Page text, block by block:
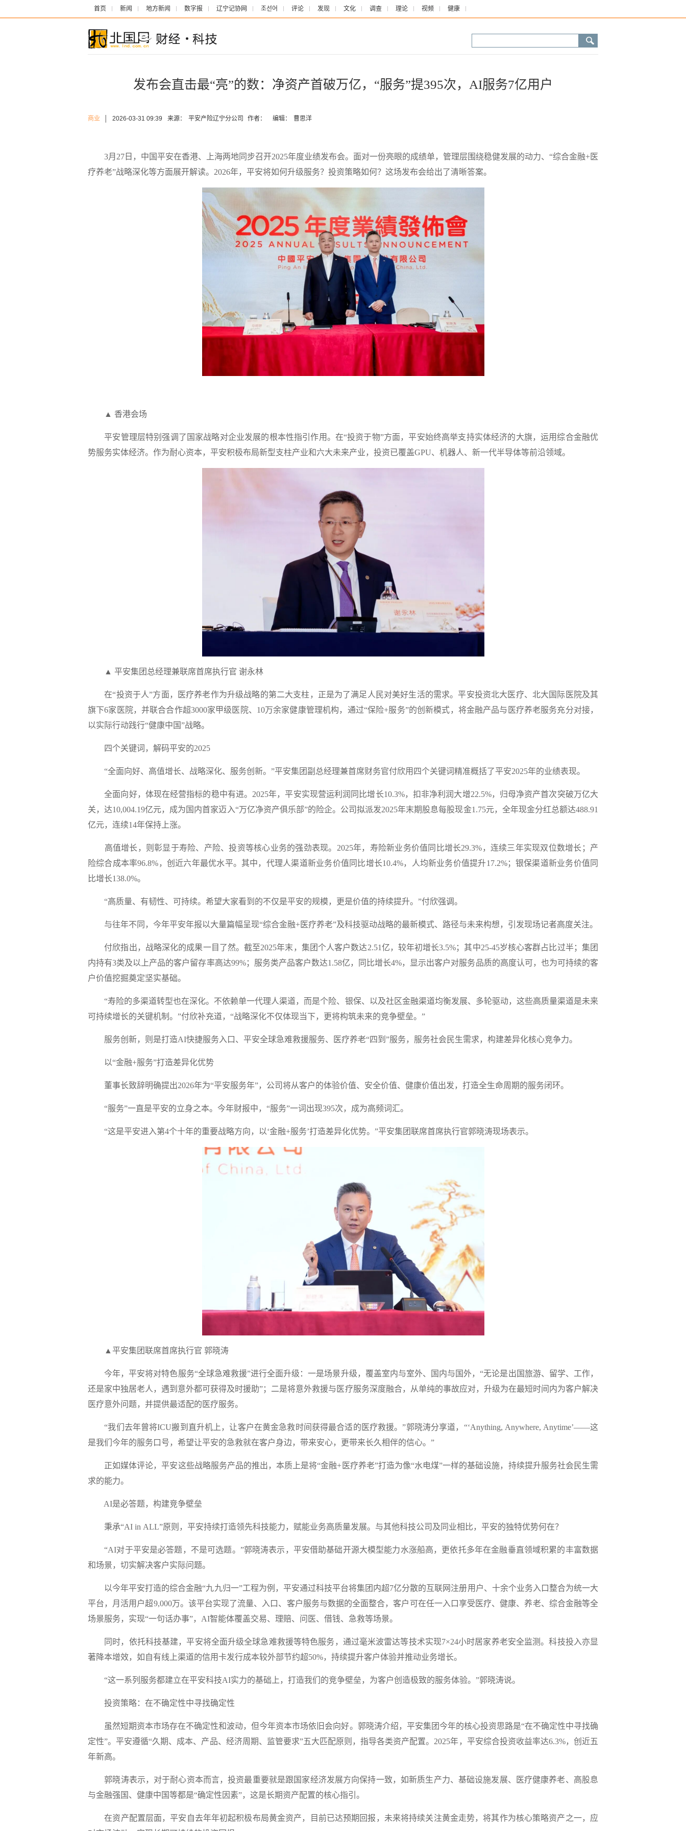
首页 新闻 地方新闻 数字报 辽宁记协网 조선어 评论 发现 文化 调查 理论 视频 健康
发布会直击最“亮”的数：净资产首破万亿，“服务”提395次，AI服务7亿用户
商业 2026-03-31 09:39 来源： 平安产险辽宁分公司 作者： 编辑： 曹思洋
3月27日，中国平安在香港、上海两地同步召开2025年度业绩发布会。面对一份亮眼的成绩单，管理层围绕稳健发展的动力、“综合金融+医
疗养老”战略深化等方面展开解读。2026年，平安将如何升级服务？投资策略如何？这场发布会给出了清晰答案。
▲ 香港会场
平安管理层特别强调了国家战略对企业发展的根本性指引作用。在“投资于物”方面，平安始终高举支持实体经济的大旗，运用综合金融优
势服务实体经济。作为耐心资本，平安积极布局新型支柱产业和六大未来产业，投资已覆盖GPU、机器人、新一代半导体等前沿领域。
▲ 平安集团总经理兼联席首席执行官 谢永林
在“投资于人”方面，医疗养老作为升级战略的第二大支柱，正是为了满足人民对美好生活的需求。平安投资北大医疗、北大国际医院及其
旗下6家医院，并联合合作超3000家甲级医院、10万余家健康管理机构，通过“保险+服务”的创新模式，将金融产品与医疗养老服务充分对接，
以实际行动践行“健康中国”战略。
四个关键词，解码平安的2025
“全面向好、高值增长、战略深化、服务创新。”平安集团副总经理兼首席财务官付欣用四个关键词精准概括了平安2025年的业绩表现。
全面向好，体现在经营指标的稳中有进。2025年，平安实现营运利润同比增长10.3%，扣非净利润大增22.5%，归母净资产首次突破万亿大
关，达10,004.19亿元，成为国内首家迈入“万亿净资产俱乐部”的险企。公司拟派发2025年末期股息每股现金1.75元，全年现金分红总额达488.91
亿元，连续14年保持上涨。
高值增长，则彰显于寿险、产险、投资等核心业务的强劲表现。2025年，寿险新业务价值同比增长29.3%，连续三年实现双位数增长；产
险综合成本率96.8%，创近六年最优水平。其中，代理人渠道新业务价值同比增长10.4%，人均新业务价值提升17.2%；银保渠道新业务价值同
比增长138.0%。
“高质量、有韧性、可持续。希望大家看到的不仅是平安的规模，更是价值的持续提升。”付欣强调。
与往年不同，今年平安年报以大量篇幅呈现“综合金融+医疗养老”及科技驱动战略的最新模式、路径与未来构想，引发现场记者高度关注。
付欣指出，战略深化的成果一目了然。截至2025年末，集团个人客户数达2.51亿，较年初增长3.5%；其中25-45岁核心客群占比过半；集团
内持有3类及以上产品的客户留存率高达99%；服务类产品客户数达1.58亿，同比增长4%，显示出客户对服务品质的高度认可，也为可持续的客
户价值挖掘奠定坚实基础。
“寿险的多渠道转型也在深化。不依赖单一代理人渠道，而是个险、银保、以及社区金融渠道均衡发展、多轮驱动，这些高质量渠道是未来
可持续增长的关键机制。”付欣补充道，“战略深化不仅体现当下，更将构筑未来的竞争壁垒。”
服务创新，则是打造AI快捷服务入口、平安全球急难救援服务、医疗养老“四到”服务，服务社会民生需求，构建差异化核心竞争力。
以“金融+服务”打造差异化优势
董事长致辞明确提出2026年为“平安服务年”，公司将从客户的体验价值、安全价值、健康价值出发，打造全生命周期的服务闭环。
“服务”一直是平安的立身之本。今年财报中，“服务”一词出现395次，成为高频词汇。
“这是平安进入第4个十年的重要战略方向，以‘金融+服务’打造差异化优势。”平安集团联席首席执行官郭晓涛现场表示。
▲平安集团联席首席执行官 郭晓涛
今年，平安将对特色服务“全球急难救援”进行全面升级：一是场景升级，覆盖室内与室外、国内与国外，“无论是出国旅游、留学、工作，
还是家中独居老人，遇到意外都可获得及时援助”；二是将意外救援与医疗服务深度融合，从单纯的事故应对，升级为在最短时间内为客户解决
医疗意外问题，并提供最适配的医疗服务。
“我们去年曾将ICU搬到直升机上，让客户在黄金急救时间获得最合适的医疗救援。”郭晓涛分享道，“‘Anything, Anywhere, Anytime’——这
是我们今年的服务口号，希望让平安的急救就在客户身边，带来安心，更带来长久相伴的信心。”
正如媒体评论，平安这些战略服务产品的推出，本质上是将“金融+医疗养老”打造为像“水电煤”一样的基础设施，持续提升服务社会民生需
求的能力。
AI是必答题，构建竞争壁垒
秉承“AI in ALL”原则，平安持续打造领先科技能力，赋能业务高质量发展。与其他科技公司及同业相比，平安的独特优势何在？
“AI对于平安是必答题，不是可选题。”郭晓涛表示，平安借助基础开源大模型能力水涨船高，更依托多年在金融垂直领域积累的丰富数据
和场景，切实解决客户实际问题。
以今年平安打造的综合金融“九九归一”工程为例，平安通过科技平台将集团内超7亿分散的互联网注册用户、十余个业务入口整合为统一大
平台，月活用户超9,000万。该平台实现了流量、入口、客户服务与数据的全面整合，客户可在任一入口享受医疗、健康、养老、综合金融等全
场景服务，实现“一句话办事”，AI智能体覆盖交易、理赔、问医、借钱、急救等场景。
同时，依托科技基建，平安将全面升级全球急难救援等特色服务，通过毫米波雷达等技术实现7×24小时居家养老安全监测。科技投入亦显
著降本增效，如自有线上渠道的信用卡发行成本较外部节约超50%，持续提升客户体验并推动业务增长。
“这一系列服务都建立在平安科技AI实力的基础上，打造我们的竞争壁垒，为客户创造极致的服务体验。”郭晓涛说。
投资策略：在不确定性中寻找确定性
虽然短期资本市场存在不确定性和波动，但今年资本市场依旧会向好。郭晓涛介绍，平安集团今年的核心投资思路是“在不确定性中寻找确
定性”。平安遵循“久期、成本、产品、经济周期、监管要求”五大匹配原则，指导各类资产配置。2025年，平安综合投资收益率达6.3%，创近五
年新高。
郭晓涛表示，对于耐心资本而言，投资最重要就是跟国家经济发展方向保持一致，如新质生产力、基础设施发展、医疗健康养老、高股息
与金融强国、健康中国等都是“确定性因素”，这是长期资产配置的核心指引。
在资产配置层面，平安自去年年初起积极布局黄金资产，目前已达预期回报，未来将持续关注黄金走势，将其作为核心策略资产之一，应